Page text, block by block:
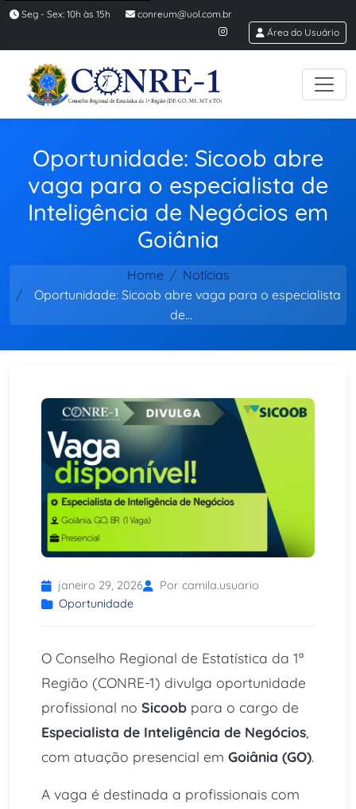
Seg - Sex: 10h às 15h
conreum@uol.com.br
Área do Usuário
Oportunidade: Sicoob abre
vaga para o especialista de
Inteligência de Negócios em
Goiânia
Home
Notícias
Oportunidade: Sicoob abre vaga para o especialista
de…
janeiro 29, 2026
Por camila.usuario
Oportunidade
O Conselho Regional de Estatística da 1ª
Região (CONRE-1) divulga oportunidade
profissional no Sicoob para o cargo de
Especialista de Inteligência de Negócios
com atuação presencial em Goiânia (GO).
A vaga é destinada a profissionais com